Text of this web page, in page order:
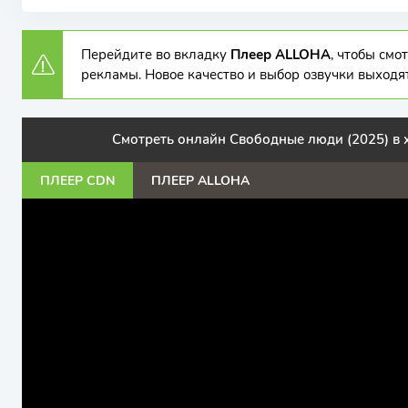
Перейдите во вкладку Плеер ALLOHA, чтобы
рекламы. Новое качество и выбор озвучки
Смотреть онлайн Свободные люди (2025) в
ПЛЕЕР CDN ПЛЕЕР ALLOHA